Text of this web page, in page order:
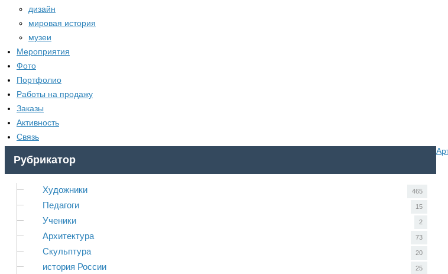
дизайн
мировая история
музеи
Мероприятия
Фото
Портфолио
Работы на продажу
Заказы
Активность
Связь
Рубрикатор
465
Художники
15
Педагоги
2
Ученики
73
Архитектура
20
Скульптура
25
история России